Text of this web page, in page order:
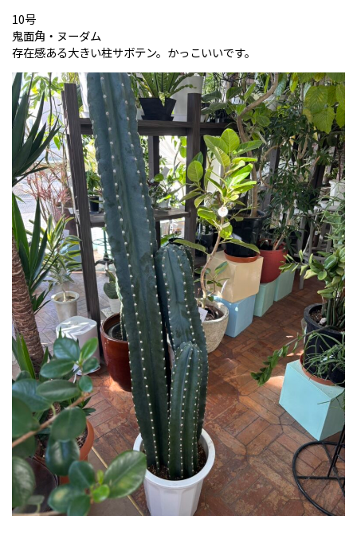
10号
鬼面角・ヌーダム
存在感ある大きい柱サボテン。かっこいいです。